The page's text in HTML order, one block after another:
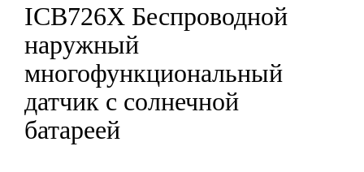
ICB726Х Беспроводной
наружный
многофункциональный
датчик с солнечной
батареей